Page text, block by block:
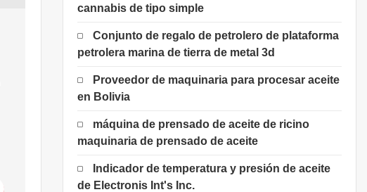
cannabis de tipo simple
Conjunto de regalo de petrolero de plataforma
petrolera marina de tierra de metal 3d
Proveedor de maquinaria para procesar aceite
en Bolivia
máquina de prensado de aceite de ricino
maquinaria de prensado de aceite
Indicador de temperatura y presión de aceite
de Electronis Int's Inc.